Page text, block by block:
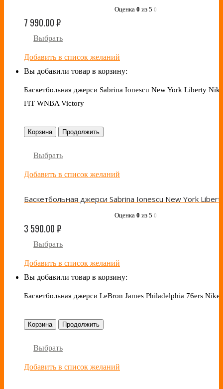
Оценка 0 из 5 0
7 990.00₽
Выбрать
Добавить в список желаний
Вы добавили товар в корзину:
Баскетбольная джерси Sabrina Ionescu New York Liberty
FIT WNBA Victory
Корзина Продолжить
Выбрать
Добавить в список желаний
Оценка 0 из 5 0
3 590.00₽
Выбрать
Добавить в список желаний
Вы добавили товар в корзину:
Баскетбольная джерси LeBron James Philadelphia 76ers Nike
Корзина Продолжить
Выбрать
Добавить в список желаний